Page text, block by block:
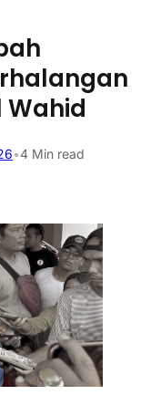
•4 Min read